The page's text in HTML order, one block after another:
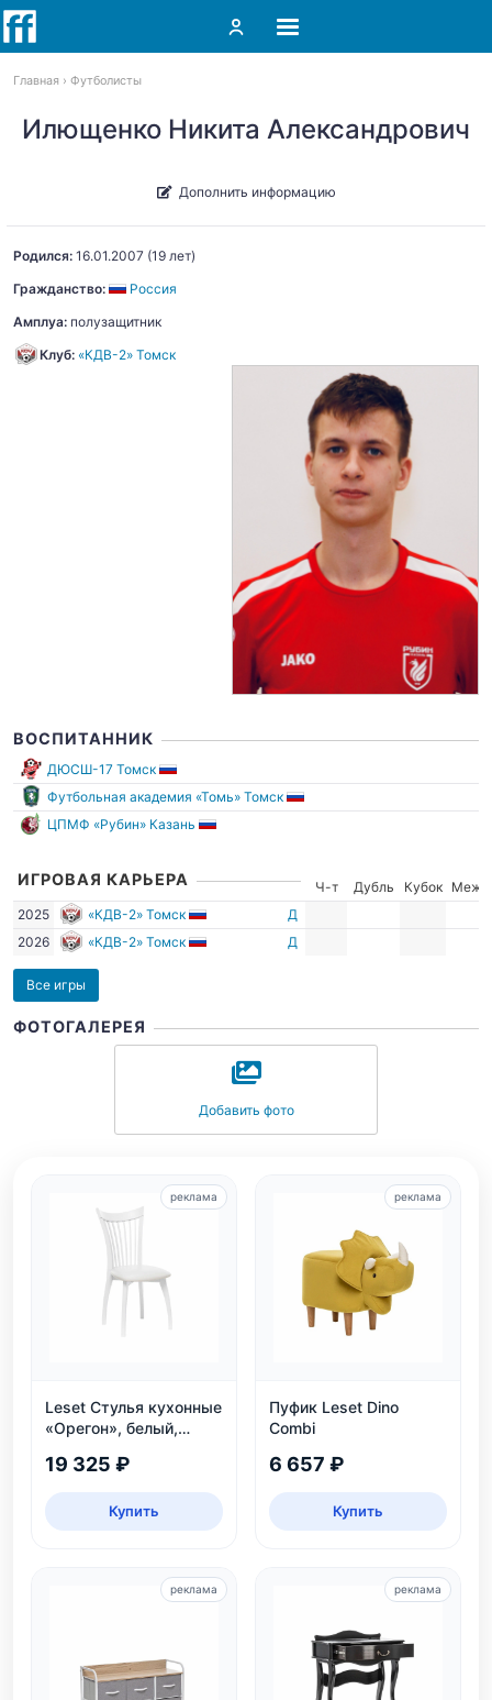
Главная Футболисты
Илющенко Никита Александрович
Дополнить информацию
Родился: 16.01.2007 (19 лет)
Гражданство:
Россия
Амплуа: полузащитник
Клуб: «КДВ-2» Томск
ВОСПИТАННИК
ДЮСШ-17 Томск
Футбольная академия «Томь» Томск
ЦПМФ «Рубин» Казань
ИГРОВАЯ КАРЬЕРА Ч-т Дубль Кубок
Межд.
2025
«КДВ-2» Томск
Д
2026
«КДВ-2» Томск Д
Все игры
ФОТОГАЛЕРЕЯ
Добавить фото
Leset Стулья кухонные
«Орегон», белый,
19 325 ₽
Купить
реклама
Пуфик Leset Dino
Combi
6 657 ₽
Купить
реклама
реклама реклама